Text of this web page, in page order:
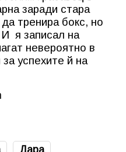
заради стара
тренира бокс, но
И я записал на
невероятно в
успехите й на
Дара